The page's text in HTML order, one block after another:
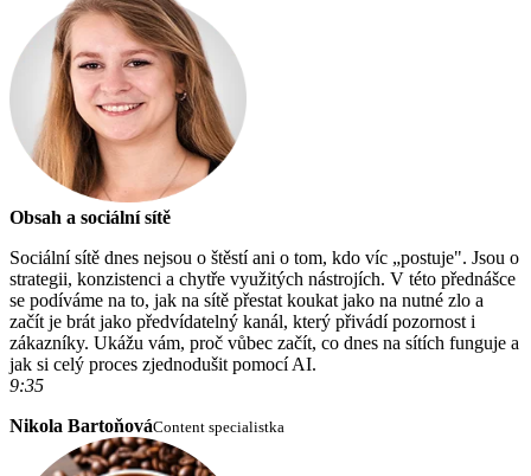
Obsah a sociální sítě
Sociální sítě dnes nejsou o štěstí ani o tom, kdo víc „postuje". Jsou o
strategii, konzistenci a chytře využitých nástrojích. V této přednášce
se podíváme na to, jak na sítě přestat koukat jako na nutné zlo a
začít je brát jako předvídatelný kanál, který přivádí pozornost i
zákazníky. Ukážu vám, proč vůbec začít, co dnes na sítích funguje a
jak si celý proces zjednodušit pomocí AI.
9:35
Nikola BartoňováContent specialistka